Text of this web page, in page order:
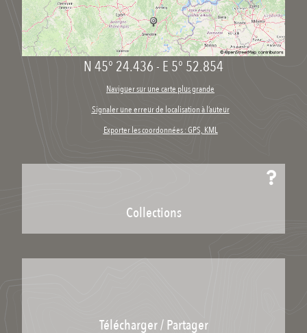
N 45° 24.436- E 5° 52.854
Naviguer sur une carte plus grande
Signaler une erreur de localisation à l’auteur
Exporter les coordonnées : GPS, KML
Collections
Télécharger / Partager